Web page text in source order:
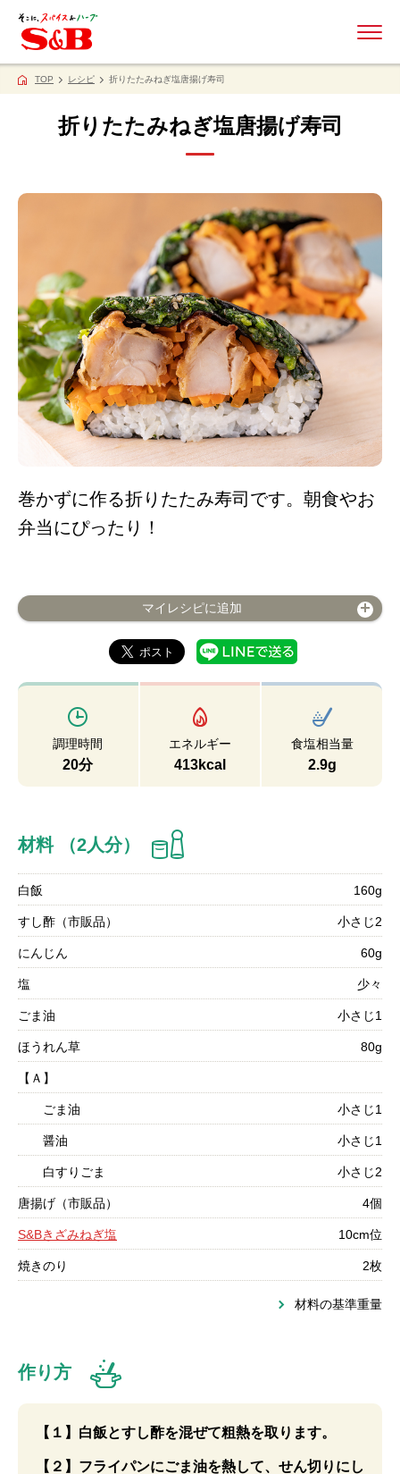
TOP レシピ 折りたたみねぎ塩唐揚げ寿司
折りたたみねぎ塩唐揚げ寿司
巻かずに作る折りたたみ寿司です。朝食やお
弁当にぴったり！
マイレシピに追加
調理時間
20分
エネルギー
413kcal
食塩相当量
2.9g
材料 （2人分）
白飯 160g
すし酢（市販品） 小さじ2
にんじん 60g
塩 少々
ごま油 小さじ1
ほうれん草 80g
【Ａ】
ごま油 小さじ1
醤油 小さじ1
白すりごま 小さじ2
唐揚げ（市販品） 4個
S&Bきざみねぎ塩 10cm位
焼きのり 2枚
材料の基準重量
作り方
【１】白飯とすし酢を混ぜて粗熱を取ります。
【２】フライパンにごま油を熱して、せん切りにし